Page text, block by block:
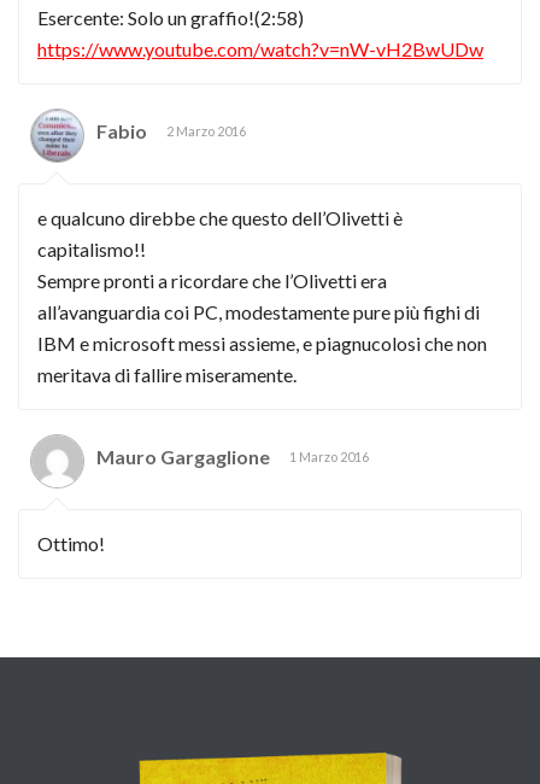
Esercente: Solo un graffio!(2:58)
https://www.youtube.com/watch?v=nW-vH2BwUDw
Fabio 2 Marzo 2016
e qualcuno direbbe che questo dell’Olivetti è
capitalismo!!
Sempre pronti a ricordare che l’Olivetti era
all’avanguardia coi PC, modestamente pure più fighi di
IBM e microsoft messi assieme, e piagnucolosi che non
meritava di fallire miseramente.
Mauro Gargaglione 1 Marzo 2016
Ottimo!